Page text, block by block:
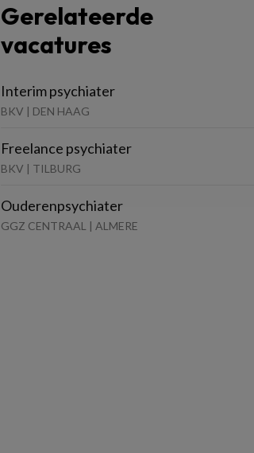
Gerelateerde
vacatures
Interim psychiater
BKV | DEN HAAG
Freelance psychiater
BKV | TILBURG
Ouderenpsychiater
GGZ CENTRAAL | ALMERE